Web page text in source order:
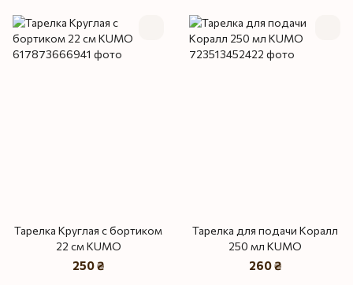
Тарелка Круглая с бортиком
22 см KUMO
250 ₴
Тарелка для подачи Коралл
250 мл KUMO
260 ₴